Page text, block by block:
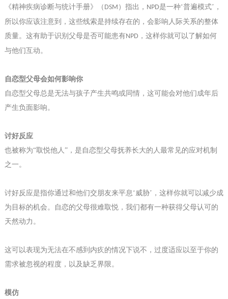
《精神疾病诊断与统计手册》（ DSM ）指出， NPD是一种‘普遍模式’，
所以你应该注意到，这些线索是持续存在的，会影响人际关系的整体
质量。这有助于识别父母是否可能患有NPD ，这样你就可以了解如何
与他们互动。
自恋型父母会如何影响你
自恋型父母总是无法与孩子产生共鸣或同情，这可能会对他们成年后
产生负面影响。
讨好反应
也被称为“取悦他人”，是自恋型父母抚养长大的人最常见的应对机制
之一。
讨好反应是指你通过和他们交朋友来平息‘威胁’，这样你就可以减少成
为目标的机会。自恋的父母很难取悦，我们都有一种获得父母认可的
天然动力。
这可以表现为无法在不感到内疚的情况下说不，过度适应 以至于你的
需求被忽视的程度，以及缺乏界限。
模仿